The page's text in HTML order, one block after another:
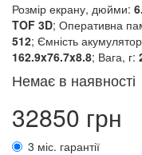
Розмір екрану, дюйми:
TOF 3D; Оперативна
512; Ємність
162.9x76.7x8.8; Вага, г:
Немає в наявності
32850 грн
3 міс. гарантії